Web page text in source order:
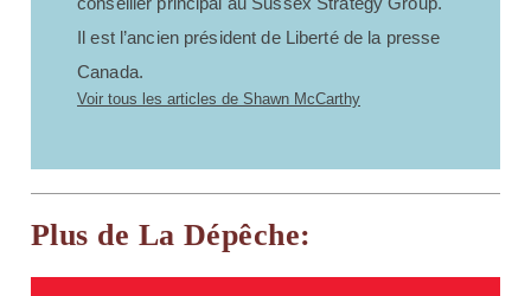
conseiller principal au Sussex Strategy Group.
Il est l’ancien président de Liberté de la presse
Canada.
Voir tous les articles de Shawn McCarthy
Plus de La Dépêche: